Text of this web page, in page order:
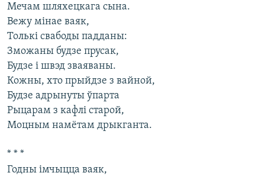
Мечам шляхецкага сына.
Вежу мінае ваяк,
Толькі свабоды падданы:
Зможаны будзе прусак,
Будзе і швэд зваяваны.
Кожны, хто прыйдзе з вайной,
Будзе адрынуты ўпарта
Рыцарам з кафлі старой,
Моцным намётам дрыкганта.
* * *
Годны імчыцца ваяк,